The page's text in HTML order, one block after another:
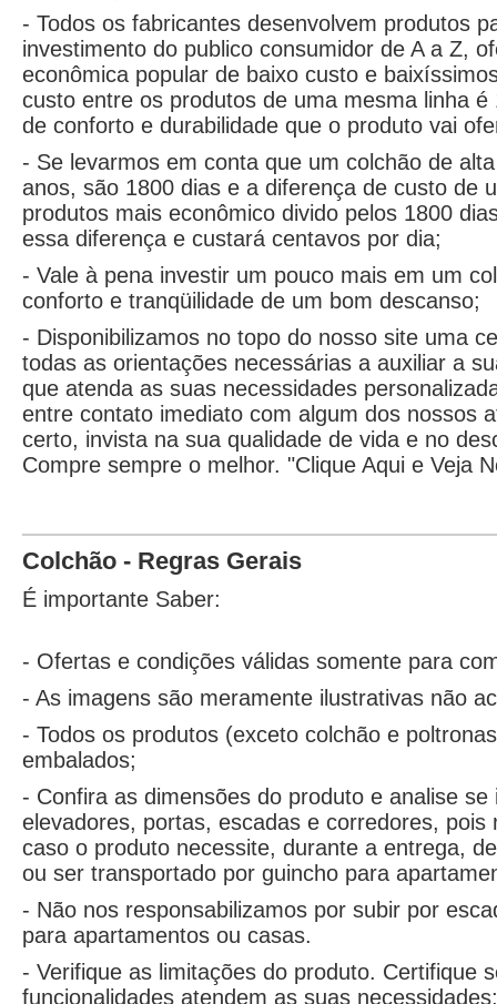
- Todos os fabricantes desenvolvem produtos
investimento do publico consumidor de A a Z,
econômica popular de baixo custo e
custo entre os produtos de uma mesma linha
de conforto e durabilidade que o produto vai
- Se levarmos em conta que um colchão de
anos, são 1800 dias e a diferença de custo de
produtos mais econômico divido pelos 1800
essa diferença e custará centavos por dia;
- Vale à pena investir um pouco mais em um
conforto e tranqüilidade de um bom descanso;
- Disponibilizamos no topo do nosso site uma
todas as orientações necessárias a auxiliar a
que atenda as suas necessidades
entre contato imediato com algum dos nossos
certo, invista na sua qualidade de vida e no
Compre sempre o melhor. "Clique Aqui e Veja
Colchão - Regras Gerais
É importante Saber:
- Ofertas e condições válidas somente para
- As imagens são meramente ilustrativas não
- Todos os produtos (exceto colchão e
embalados;
- Confira as dimensões do produto e analise
elevadores, portas, escadas e corredores, pois
caso o produto necessite, durante a entrega,
ou ser transportado por guincho para
- Não nos responsabilizamos por subir por
para apartamentos ou casas.
- Verifique as limitações do produto. Certifique
funcionalidades atendem as suas necessidades;